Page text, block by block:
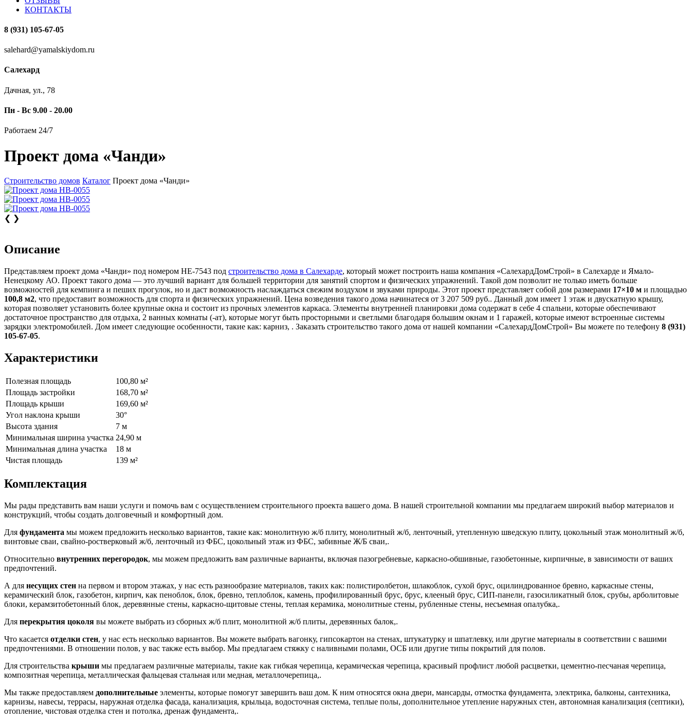
КОНТАКТЫ
8 (931) 105-67-05
salehard@yamalskiydom.ru
Салехард
Дачная, ул., 78
Пн - Вс 9.00 - 20.00
Работаем 24/7
Проект дома «Чанди»
Строительство домов Каталог Проект дома «Чанди»
❮ ❯
Описание
Представляем проект дома «Чанди» под номером HE-7543 под строительство дома в Салехарде, который может построить наша компания «СалехардДомСтрой» в Салехарде и Ямало-
Ненецкому АО. Проект такого дома — это лучший вариант для большей территории для занятий спортом и физических упражнений. Такой дом позволит не только иметь больше
возможностей для кемпинга и пеших прогулок, но и даст возможность наслаждаться свежим воздухом и звуками природы. Этот проект представляет собой дом размерами 17×10 м и площадью
100,8 м2, что предоставит возможность для спорта и физических упражнений. Цена возведения такого дома начинатеся от 3 207 509 руб.. Данный дом имеет 1 этаж и двускатную крышу,
которая позволяет установить более крупные окна и состоит из прочных элементов каркаса. Элементы внутренней планировки дома содержат в себе 4 спальни, которые обеспечивают
достаточное пространство для отдыха, 2 ванных комнаты (-ат), которые могут быть просторными и светлыми благодаря большим окнам и 1 гаражей, которые имеют встроенные системы
зарядки электромобилей. Дом имеет следующие особенности, такие как: карниз, . Заказать строительство такого дома от нашей компании «СалехардДомСтрой» Вы можете по телефону 8 (931)
105-67-05.
Характеристики
Полезная площадь
100,80 м²
Площадь застройки
168,70 м²
Площадь крыши
169,60 м²
Угол наклона крыши
30°
Высота здания
7 м
Минимальная ширина участка 24,90 м
Минимальная длина участка
18 м
Чистая площадь
139 м²
Комплектация
Мы рады представить вам наши услуги и помочь вам с осуществлением строительного проекта вашего дома. В нашей строительной компании мы предлагаем широкий выбор материалов и
конструкций, чтобы создать долговечный и комфортный дом.
Для фундамента мы можем предложить несколько вариантов, такие как: монолитную ж/б плиту, монолитный ж/б, ленточный, утепленную шведскую плиту, цокольный этаж монолитный ж/б,
винтовые сваи, свайно-ростверковый ж/б, ленточный из ФБС, цокольный этаж из ФБС, забивные Ж/Б сваи,.
Относительно внутренних перегородок, мы можем предложить вам различные варианты, включая пазогребневые, каркасно-обшивные, газобетонные, кирпичные, в зависимости от ваших
предпочтений.
А для несущих стен на первом и втором этажах, у нас есть разнообразие материалов, таких как: полистиролбетон, шлакоблок, сухой брус, оцилиндрованное бревно, каркасные стены,
керамический блок, газобетон, кирпич, как пеноблок, блок, бревно, теплоблок, камень, профилированный брус, брус, клееный брус, СИП-панели, газосиликатный блок, срубы, арболитовые
блоки, керамзитобетонный блок, деревянные стены, каркасно-щитовые стены, теплая керамика, монолитные стены, рубленные стены, несъемная опалубка,.
Для перекрытия цоколя вы можете выбрать из сборных ж/б плит, монолитной ж/б плиты, деревянных балок,.
Что касается отделки стен, у нас есть несколько вариантов. Вы можете выбрать вагонку, гипсокартон на стенах, штукатурку и шпатлевку, или другие материалы в соответствии с вашими
предпочтениями. В отношении полов, у вас также есть выбор. Мы предлагаем стяжку с наливными полами, ОСБ или другие типы покрытий для полов.
Для строительства крыши мы предлагаем различные материалы, такие как гибкая черепица, керамическая черепица, красивый профлист любой расцветки, цементно-песчаная черепица,
композитная черепица, металлическая фальцевая стальная или медная, металлочерепица,.
Мы также предоставляем дополнительные элементы, которые помогут завершить ваш дом. К ним относятся окна двери, мансарды, отмостка фундамента, электрика, балконы, сантехника,
карнизы, навесы, террасы, наружная отделка фасада, канализация, крыльца, водосточная система, теплые полы, дополнительное утепление наружных стен, автономная канализация (септики),
отопление, чистовая отделка стен и потолка, дренаж фундамента,.